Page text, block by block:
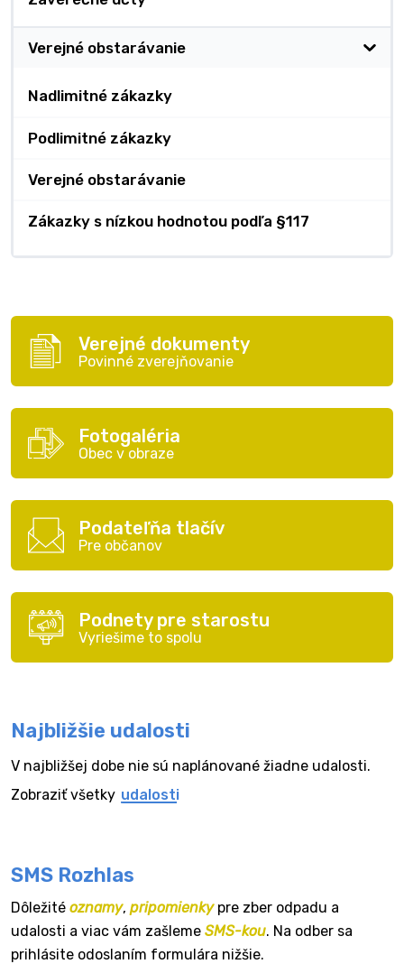
Verejné obstarávanie
Nadlimitné zákazky
Podlimitné zákazky
Verejné obstarávanie
Zákazky s nízkou hodnotou podľa §117
Verejné dokumenty
Povinné zverejňovanie
Fotogaléria
Obec v obraze
Podateľňa tlačív
Pre občanov
Podnety pre starostu
Vyriešime to spolu
Najbližšie udalosti
V najbližšej dobe nie sú naplánované žiadne udalosti.
Zobraziť všetky udalosti
SMS Rozhlas
Dôležité oznamy, pripomienkypre zber odpadu a
udalosti a viac vám zašleme SMS-kou. Na odber sa
prihlásite odoslaním formulára nižšie.